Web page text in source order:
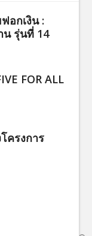
อกเงิน :
น รุ่นที่ 14
FOR ALL
ครงการ